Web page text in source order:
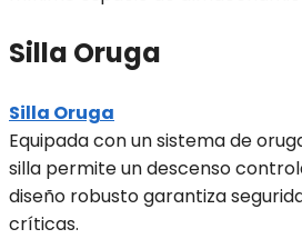
Silla Oruga
Silla Oruga
Equipada con un sistema de
silla permite un descenso
diseño robusto garantiza
críticas.